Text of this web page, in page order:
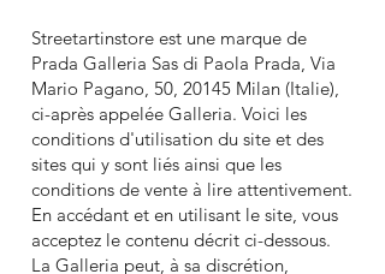
Streetartinstore est une marque de
Prada Galleria Sas di Paola Prada, Via
Mario Pagano, 50, 20145 Milan (Italie),
ci-après appelée Galleria. Voici les
conditions d'utilisation du site et des
sites qui y sont liés ainsi que les
conditions de vente à lire attentivement.
En accédant et en utilisant le site, vous
acceptez le contenu décrit ci-dessous.
La Galleria peut, à sa discrétion,